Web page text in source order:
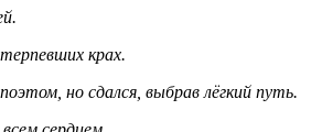
крах.
но сдался, выбрав лёгкий путь.